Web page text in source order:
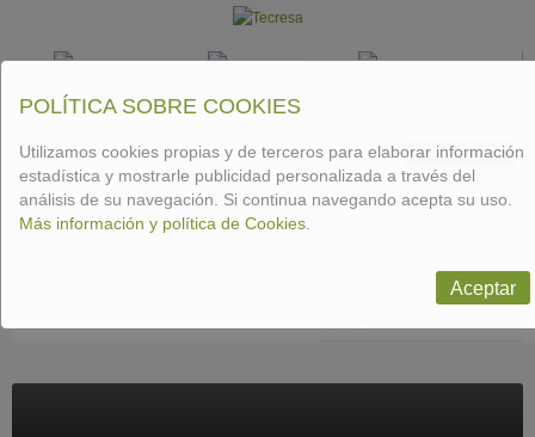
(+34) 94 448 37 30 (+34) 678 474 548
CONTACTAR
POLÍTICA SOBRE COOKIES
Utilizamos cookies propias y de terceros para elaborar información
estadística y mostrarle publicidad personalizada a través del
análisis de su navegación. Si continua navegando acepta su uso.
Más información y política de Cookies
Aceptar